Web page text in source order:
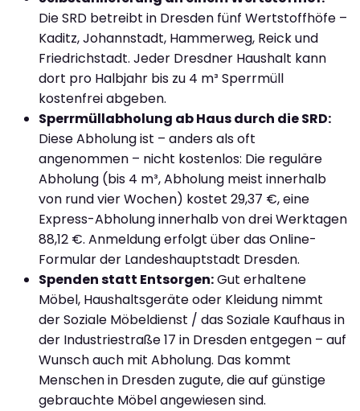
Die SRD betreibt in Dresden fünf Wertstoffhöfe –
Kaditz, Johannstadt, Hammerweg, Reick und
Friedrichstadt. Jeder Dresdner Haushalt kann
dort pro Halbjahr bis zu 4 m³ Sperrmüll
kostenfrei abgeben.
Sperrmüllabholung ab Haus durch die SRD:
Diese Abholung ist – anders als oft
angenommen – nicht kostenlos: Die reguläre
Abholung (bis 4 m³, Abholung meist innerhalb
von rund vier Wochen) kostet 29,37 €, eine
Express-Abholung innerhalb von drei Werktagen
88,12 €. Anmeldung erfolgt über das Online-
Formular der Landeshauptstadt Dresden.
Spenden statt Entsorgen:Gut erhaltene
Möbel, Haushaltsgeräte oder Kleidung nimmt
der Soziale Möbeldienst / das Soziale Kaufhaus in
der Industriestraße 17 in Dresden entgegen – auf
Wunsch auch mit Abholung. Das kommt
Menschen in Dresden zugute, die auf günstige
gebrauchte Möbel angewiesen sind.